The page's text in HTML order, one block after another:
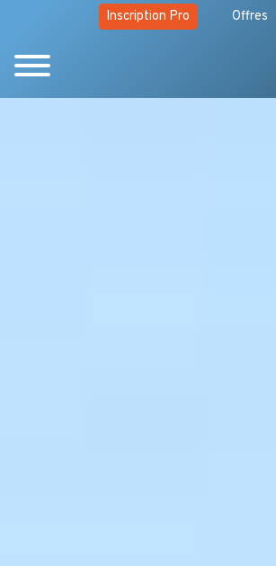
Inscription Pro Offres